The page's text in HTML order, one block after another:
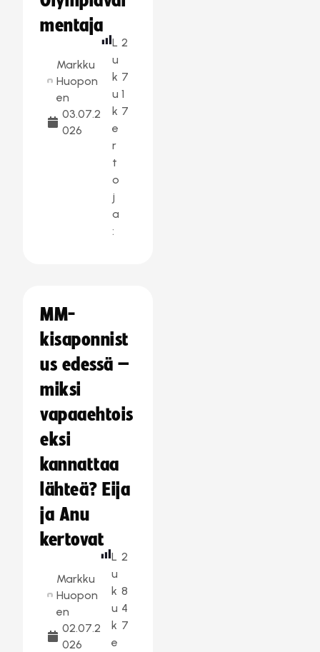
mentaja
Markku
Huopon
en
03.07.2
026
L
u
k
u
k
e
r
t
o
j
a
:
2
7
1
7
MM-
kisaponnist
us edessä –
miksi
vapaaehtois
eksi
kannattaa
lähteä? Eija
ja Anu
kertovat
Markku
Huopon
en
02.07.2
026
L
u
k
u
k
e
2
8
4
7